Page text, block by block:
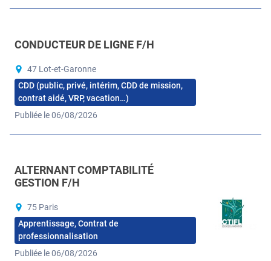
CONDUCTEUR DE LIGNE F/H
47 Lot-et-Garonne
CDD (public, privé, intérim, CDD de mission,
contrat aidé, VRP, vacation…)
Publiée le 06/08/2026
ALTERNANT COMPTABILITÉ
GESTION F/H
75 Paris
Apprentissage, Contrat de
professionnalisation
Publiée le 06/08/2026